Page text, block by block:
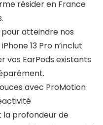
résider en France
atteindre nos
13 Pro n’inclut
vos EarPods existants
avec ProMotion
la profondeur de